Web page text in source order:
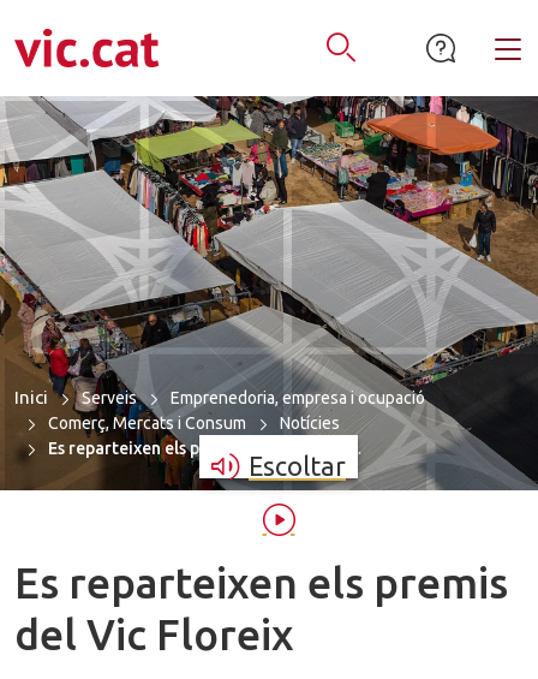
al contingut
a la navegació
de contacte
Obrir Cercador
Escoltar
Inici Serveis
Emprenedoria, empresa i ocupació
Comerç, Mercats i Consum
Notícies
Es reparteixen els premis del Vic Flore…
Es reparteixen els premis
del Vic Floreix